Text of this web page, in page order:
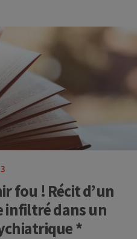
fou ! Récit d’un
infiltré dans un
*